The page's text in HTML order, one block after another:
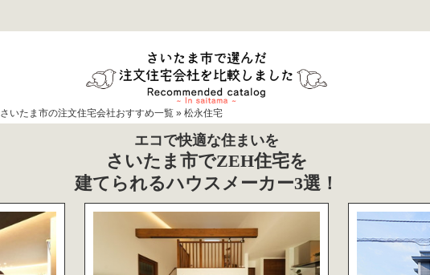
さいたま市の注文住宅会社おすすめ一覧 » 松永住宅
エコで快適な住まいを
さいたま市でZEH住宅を
建てられるハウスメーカー3選！